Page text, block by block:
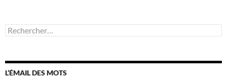
Rechercher :
L’ÉMAIL DES MOTS